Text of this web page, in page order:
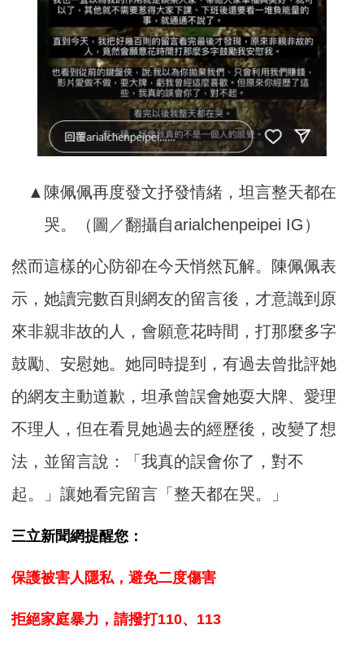
▲陳佩佩再度發文抒發情緒，坦言整天都在
哭。（圖／翻攝自arialchenpeipei IG）
然而這樣的心防卻在今天悄然瓦解。陳佩佩表
示，她讀完數百則網友的留言後，才意識到原
來非親非故的人，會願意花時間，打那麼多字
鼓勵、安慰她。她同時提到，有過去曾批評她
的網友主動道歉，坦承曾誤會她耍大牌、愛理
不理人，但在看見她過去的經歷後，改變了想
法，並留言說：「我真的誤會你了，對不
起。」讓她看完留言「整天都在哭。」
三立新聞網提醒您：
保護被害人隱私，避免二度傷害
拒絕家庭暴力，請撥打110、113